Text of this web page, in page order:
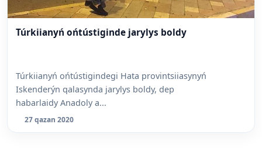
Túrkiianyń ońtústiginde jarylys boldy
Túrkiianyń ońtústigindegi Hata provintsiiasynyń
Iskenderýn qalasynda jarylys boldy, dep
habarlaidy Anadoly a...
27 qazan 2020